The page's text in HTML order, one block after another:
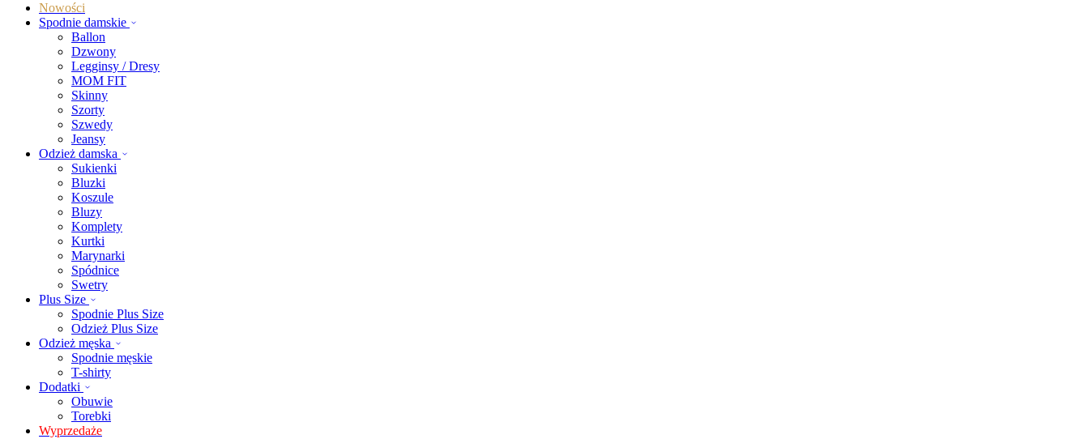
Nowości
Spodnie damskie
Ballon
Dzwony
Legginsy / Dresy
MOM FIT
Skinny
Szorty
Szwedy
Jeansy
Odzież damska
Sukienki
Bluzki
Koszule
Bluzy
Komplety
Kurtki
Marynarki
Spódnice
Swetry
Plus Size
Spodnie Plus Size
Odzież Plus Size
Odzież męska
Spodnie męskie
T-shirty
Dodatki
Obuwie
Torebki
Wyprzedaże